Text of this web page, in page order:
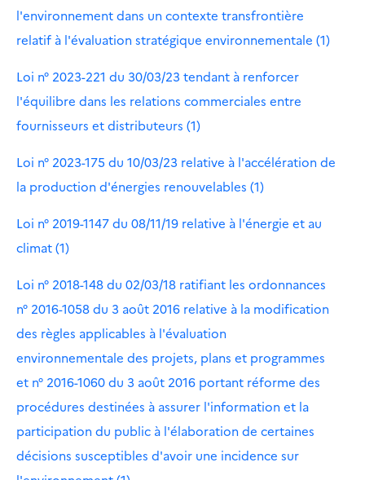
l'environnement dans un contexte transfrontière
relatif à l'évaluation stratégique environnementale (1)
Loi n° 2023-221 du 30/03/23 tendant à renforcer
l'équilibre dans les relations commerciales entre
fournisseurs et distributeurs (1)
Loi n° 2023-175 du 10/03/23 relative à l'accélération de
la production d'énergies renouvelables (1)
Loi n° 2019-1147 du 08/11/19 relative à l'énergie et au
climat (1)
Loi n° 2018-148 du 02/03/18 ratifiant les ordonnances
n° 2016-1058 du 3 août 2016 relative à la modification
des règles applicables à l'évaluation
environnementale des projets, plans et programmes
et n° 2016-1060 du 3 août 2016 portant réforme des
procédures destinées à assurer l'information et la
participation du public à l'élaboration de certaines
décisions susceptibles d'avoir une incidence sur